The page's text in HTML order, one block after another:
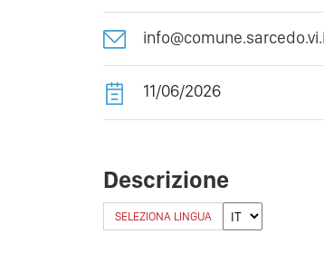
11/06/2026
Descrizione
SELEZIONA LINGUA